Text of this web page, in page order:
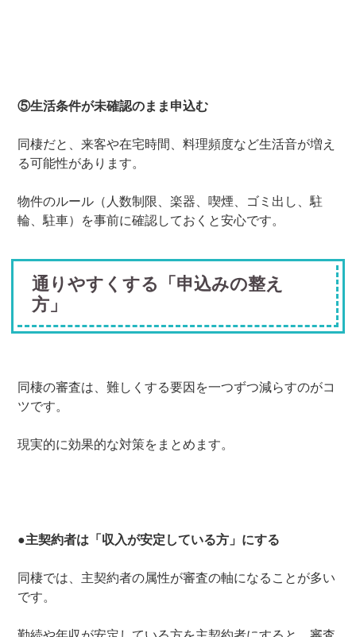
⑤生活条件が未確認のまま申込む
同棲だと、来客や在宅時間、料理頻度など生活音が増え
る可能性があります。
物件のルール（人数制限、楽器、喫煙、ゴミ出し、駐
輪、駐車）を事前に確認しておくと安心です。
通りやすくする「申込みの整え
方」
同棲の審査は、難しくする要因を一つずつ減らすのがコ
ツです。
現実的に効果的な対策をまとめます。
●主契約者は「収入が安定している方」にする
同棲では、主契約者の属性が審査の軸になることが多い
です。